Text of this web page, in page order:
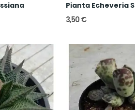
Pianta Echeveria
3,50 €